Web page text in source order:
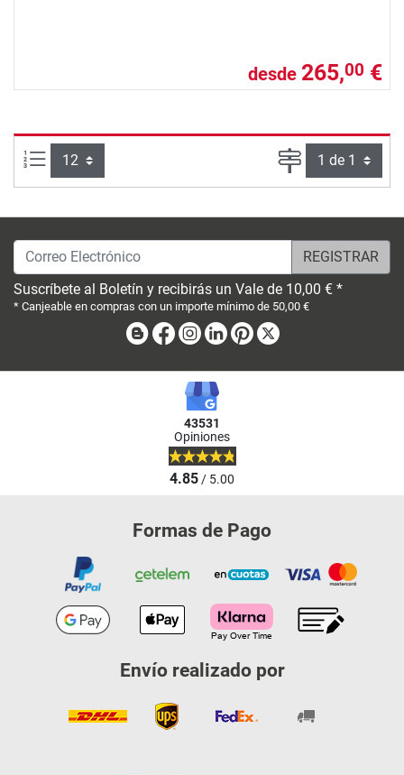
desde 265,00 €
Artículos por página: Página
Correo Electrónico
Suscríbete al Boletín y recibirás un Vale de 10,00 € *
* Canjeable en compras con un importe mínimo de 50,00 €
BlogFacebook
Instagram
LinkedinPinterest
43531
Opiniones
4.85/ 5.00
Formas de Pago
Envío realizado por